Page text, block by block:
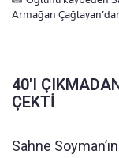
Armağan
40'I
ÇEKTİ
Sahne